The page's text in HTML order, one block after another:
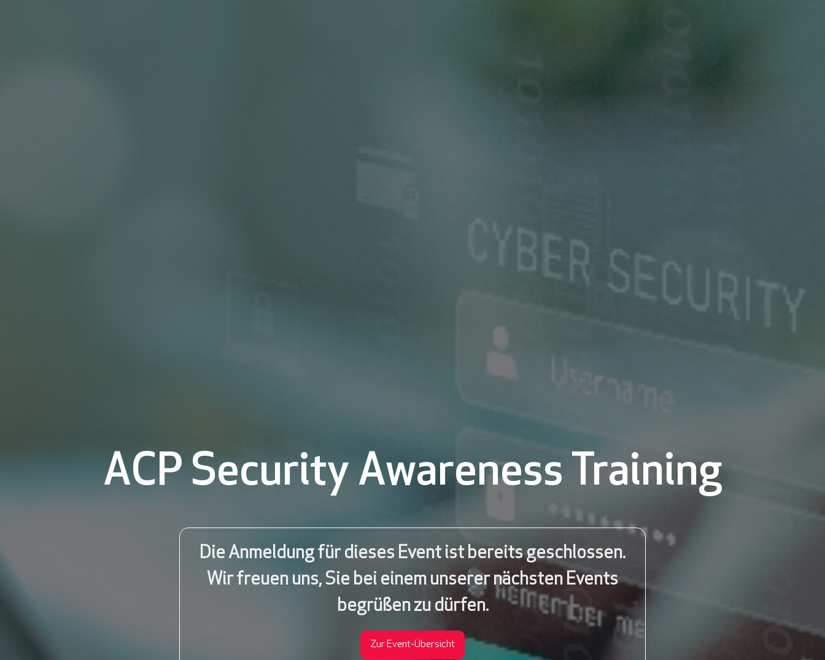
ACP Security Awareness Training
Die Anmeldung für dieses Event ist bereits geschlossen.
Wir freuen uns, Sie bei einem unserer nächsten Events
begrüßen zu dürfen.
Zur Event-Übersicht